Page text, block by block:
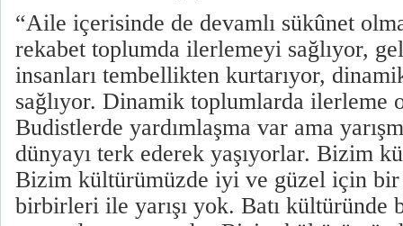
“Aile içerisinde de devamlı sükûnet
rekabet toplumda ilerlemeyi sağlıyor,
insanları tembellikten kurtarıyor,
sağlıyor. Dinamik toplumlarda ilerleme
Budistlerde yardımlaşma var ama
dünyayı terk ederek yaşıyorlar. Bizim
Bizim kültürümüzde iyi ve güzel için bir
birbirleri ile yarışı yok. Batı